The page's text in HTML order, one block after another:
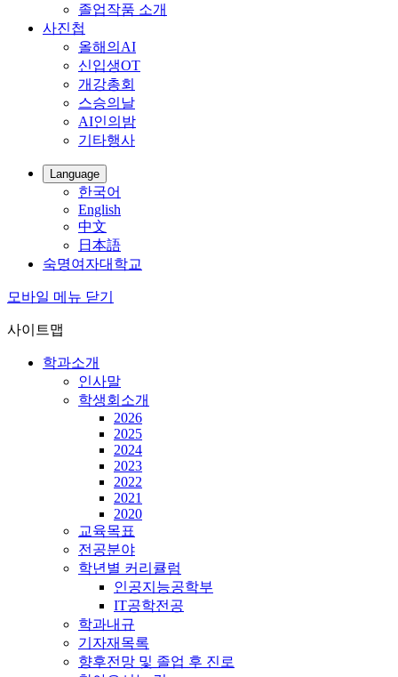
졸업작품 소개
사진첩
올해의AI
신입생OT
개강총회
스승의날
AI인의밤
기타행사
Language
한국어
English
中文
日本語
숙명여자대학교
모바일 메뉴 닫기
사이트맵
학과소개
인사말
학생회소개
2026
2025
2024
2023
2022
2021
2020
교육목표
전공분야
학년별 커리큘럼
인공지능공학부
IT공학전공
학과내규
기자재목록
향후전망 및 졸업 후 진로